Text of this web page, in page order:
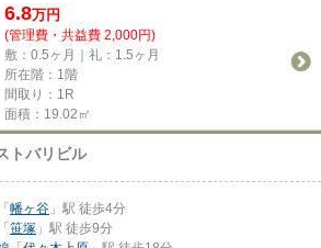
6.8万円
(管理費・共益費 2,000円)
敷：0.5ヶ月｜礼：1.5ヶ月
所在階：1階
間取り：1R
面積：19.02㎡
トバリビル
「幡ヶ谷 」駅 徒歩4分
「笹塚 」駅 徒歩9分